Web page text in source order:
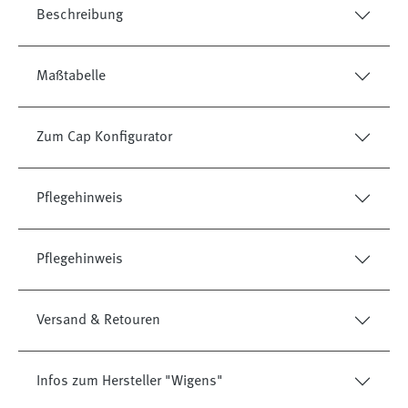
Beschreibung
Maßtabelle
Zum Cap Konfigurator
Pflegehinweis
Pflegehinweis
Versand & Retouren
Infos zum Hersteller "Wigens"